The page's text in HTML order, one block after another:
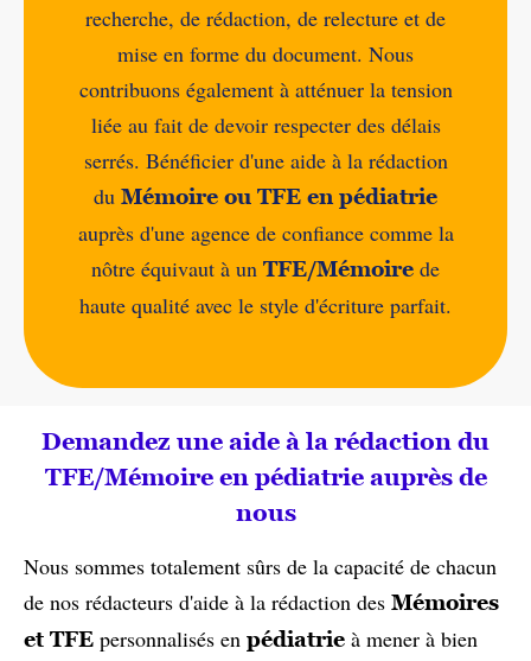
recherche, de rédaction, de relecture et de
mise en forme du document. Nous
contribuons également à atténuer la tension
liée au fait de devoir respecter des délais
serrés. Bénéficier d'une aide à la rédaction
du Mémoire ou TFE en pédiatrie
auprès d'une agence de confiance comme la
nôtre équivaut à un TFE/Mémoire de
haute qualité avec le style d'écriture parfait.
Demandez une aide à la rédaction du
TFE/Mémoire en pédiatrie auprès de
nous
Nous sommes totalement sûrs de la capacité de chacun
de nos rédacteurs d'aide à la rédaction des Mémoires
et TFE personnalisés en pédiatrie à mener à bien